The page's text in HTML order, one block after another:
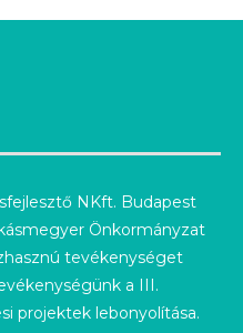
NKft. Budapest
Önkormányzat
tevékenységet
a III.
projektek lebonyolítása.